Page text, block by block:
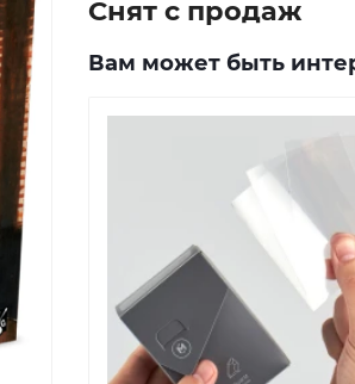
Снят с продаж
Вам может быть